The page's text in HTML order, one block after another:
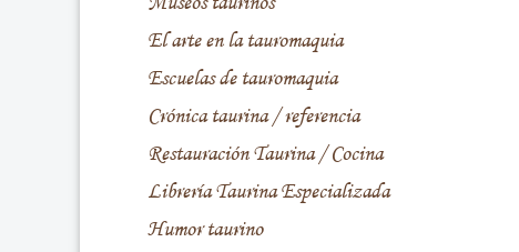
El arte en la tauromaquia
Escuelas de tauromaquia
Crónica taurina / referencia
Restauración Taurina / Cocina
Librería Taurina Especializada
Humor taurino